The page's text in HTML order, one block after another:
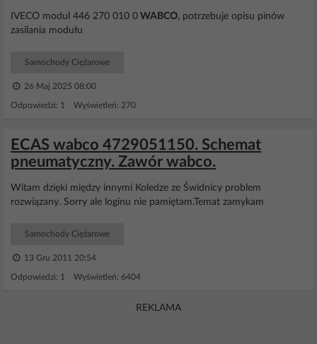
IVECO modul 446 270 010 0 WABCO, potrzebuje opisu pinów
zasilania modułu
Samochody Ciężarowe
26 Maj 2025 08:00
Odpowiedzi: 1 Wyświetleń: 270
ECAS wabco 4729051150. Schemat
pneumatyczny. Zawór wabco.
Witam dzięki między innymi Koledze ze Świdnicy problem
rozwiązany. Sorry ale loginu nie pamiętam.Temat zamykam
Samochody Ciężarowe
13 Gru 2011 20:54
Odpowiedzi: 1 Wyświetleń: 6404
REKLAMA